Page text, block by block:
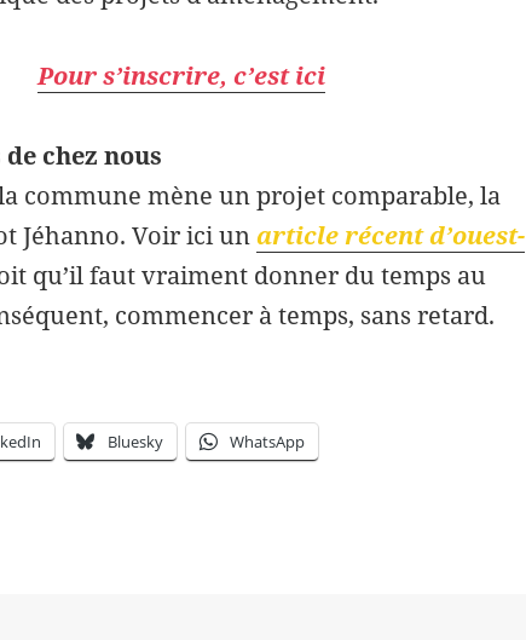
Pour s’inscrire, c’est ici
chez nous
commune mène un projet comparable, la
Jéhanno. Voir ici unarticle récent d’ouest-
qu’il faut vraiment donner du temps au
commencer à temps, sans retard.
Bluesky WhatsApp